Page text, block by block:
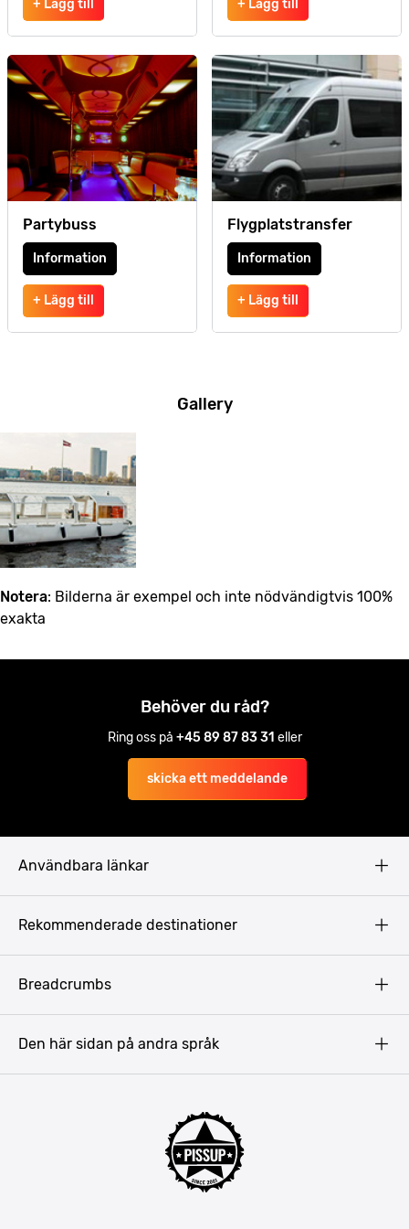
+ Lägg till + Lägg till
Partybuss
Information
+ Lägg till
Flygplatstransfer
Information
+ Lägg till
Gallery
Notera: Bilderna är exempel och inte nödvändigtvis 100%
exakta
Behöver du råd?
Ring oss på +45 89 87 83 31 eller
skicka ett meddelande
Användbara länkar
Rekommenderade destinationer
Breadcrumbs
Den här sidan på andra språk